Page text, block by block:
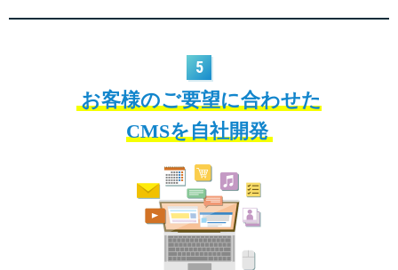
5
お客様のご要望に合わせた
CMSを自社開発